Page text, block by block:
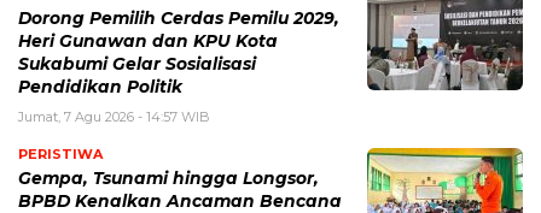
Dorong Pemilih Cerdas Pemilu 2029,
Heri Gunawan dan KPU Kota
Sukabumi Gelar Sosialisasi
Pendidikan Politik
Jumat, 7 Agu 2026 - 14:57 WIB
PERISTIWA
Gempa, Tsunami hingga Longsor,
BPBD Kenalkan Ancaman Bencana